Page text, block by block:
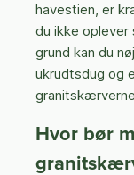
havestien, er
du ikke oplever
grund kan du
ukrudtsdug og
Hvor bør